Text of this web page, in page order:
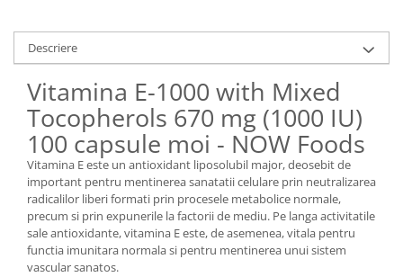
Descriere
Vitamina E-1000 with Mixed
Tocopherols 670 mg (1000 IU)
100 capsule moi - NOW Foods
Vitamina E este un antioxidant liposolubil major, deosebit de
important pentru mentinerea sanatatii celulare prin neutralizarea
radicalilor liberi formati prin procesele metabolice normale,
precum si prin expunerile la factorii de mediu. Pe langa activitatile
sale antioxidante, vitamina E este, de asemenea, vitala pentru
functia imunitara normala si pentru mentinerea unui sistem
vascular sanatos.